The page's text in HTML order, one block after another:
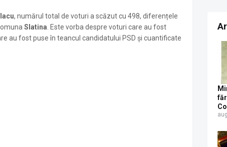
, numărul total de voturi a scăzut cu 498, diferențele
Slatina . Este vorba despre voturi care au fost
au fost puse în teancul candidatului PSD și cuantificate